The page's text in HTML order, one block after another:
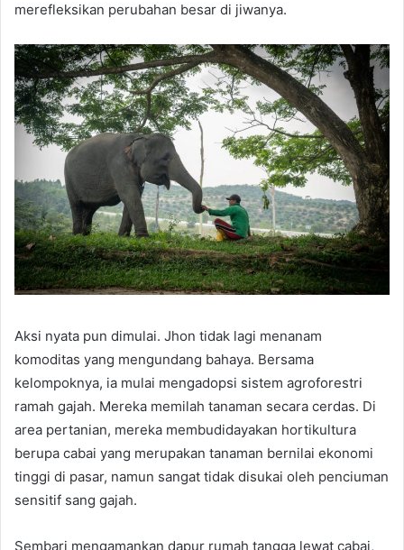
merefleksikan perubahan besar di jiwanya.
Aksi nyata pun dimulai. Jhon tidak lagi menanam
komoditas yang mengundang bahaya. Bersama
kelompoknya, ia mulai mengadopsi sistem agroforestri
ramah gajah. Mereka memilah tanaman secara cerdas. Di
area pertanian, mereka membudidayakan hortikultura
berupa cabai yang merupakan tanaman bernilai ekonomi
tinggi di pasar, namun sangat tidak disukai oleh penciuman
sensitif sang gajah.
Sembari mengamankan dapur rumah tangga lewat cabai,